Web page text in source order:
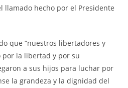
llamado hecho por el Presidente
que “nuestros libertadores y
la libertad y por su
a sus hijos para luchar por
la grandeza y la dignidad del